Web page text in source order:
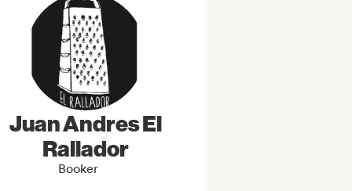
Juan Andres El
Rallador
Booker